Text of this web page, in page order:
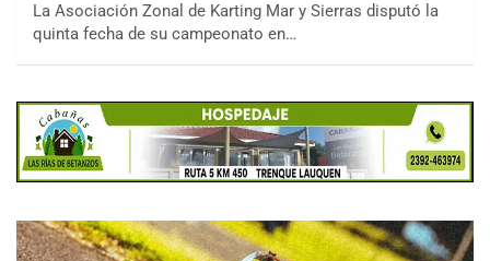
La Asociación Zonal de Karting Mar y Sierras disputó la
quinta fecha de su campeonato en…